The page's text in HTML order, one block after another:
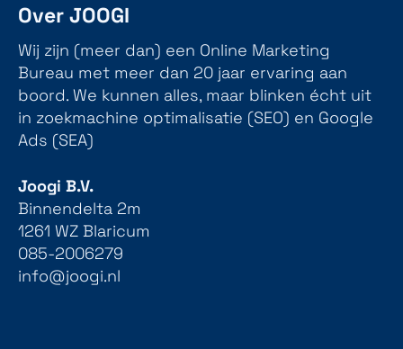
Over JOOGI
Wij zijn (meer dan) een Online Marketing
Bureau met meer dan 20 jaar ervaring aan
boord. We kunnen alles, maar blinken écht uit
in zoekmachine optimalisatie (SEO) en Google
Ads (SEA)
Joogi B.V.
Binnendelta 2m
1261 WZ Blaricum
085-2006279
info@joogi.nl